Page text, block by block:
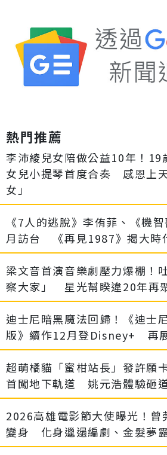
熱門推薦
李沛綾兒女陪做公益10年！19
女兒小提琴首度合奏 感恩上
女」
《7人的逃脫》李侑菲、《機
月訪台 《再見1987》揭大時
梁文音首演音樂劇壓力爆棚！
察大家」 星光幫睽違20年再
迪士尼暗黑魔法回歸！《迪士
版》續作12月登Disney+ 再
超萌橘貓「蜜柑站長」發許願
首闖地下軌道 姚元浩體驗砸
2026高雄電影節大使曝光！曾
變身 化身邋遢編劇、金髮夢